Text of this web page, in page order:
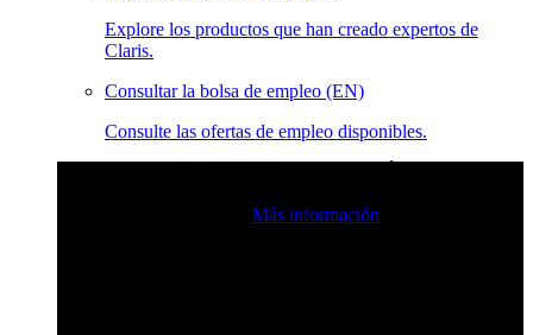
Explore los productos que han creado expertos de
Claris.
Consultar la bolsa de empleo (EN)
Consulte las ofertas de empleo disponibles.
Más información